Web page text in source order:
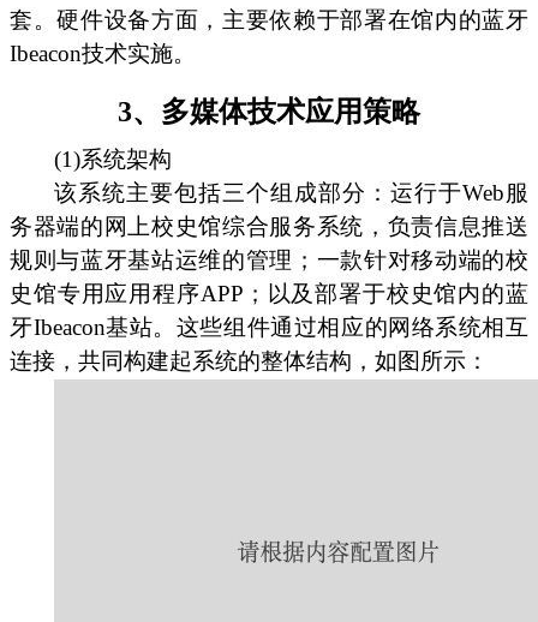
套。硬件设备方面，主要依赖于部署在馆内的蓝牙
Ibeacon技术实施。
3、多媒体技术应用策略
(1)系统架构
该系统主要包括三个组成部分：运行于Web服
务器端的网上校史馆综合服务系统，负责信息推送
规则与蓝牙基站运维的管理；一款针对移动端的校
史馆专用应用程序APP；以及部署于校史馆内的蓝
牙Ibeacon基站。这些组件通过相应的网络系统相互
连接，共同构建起系统的整体结构，如图所示：